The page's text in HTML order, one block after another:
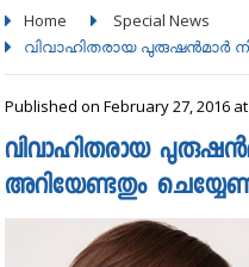
Home Special News
വിവാഹിതരായ പുരുഷന്‍മാര്‍
Published on February 27, 2016 at
വിവാഹിതരായ
അറിയേണ്ടതും